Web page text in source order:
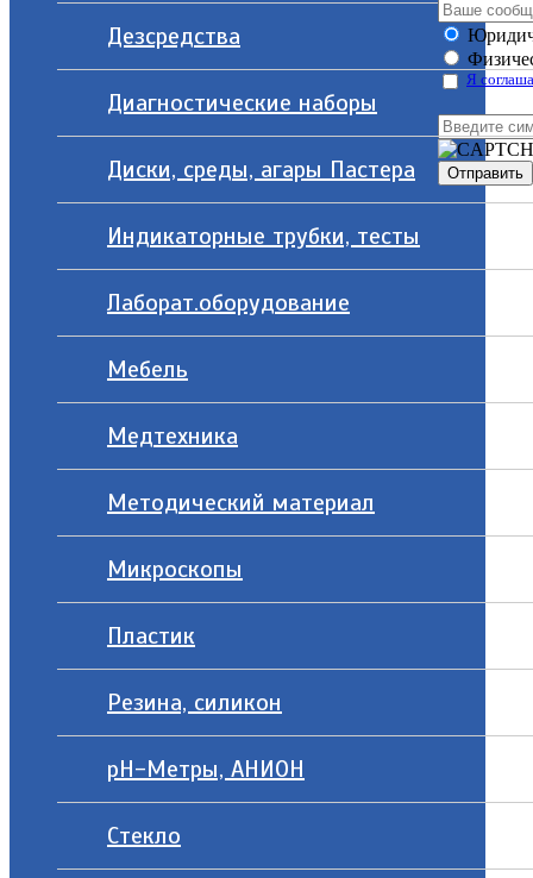
Дезсредства
Диагностические наборы
Диски, среды, агары Пастера
Индикаторные трубки, тесты
Лаборат.оборудование
Мебель
Медтехника
Методический материал
Микроскопы
Пластик
Резина, силикон
рН-Метры, АНИОН
Стекло
Я